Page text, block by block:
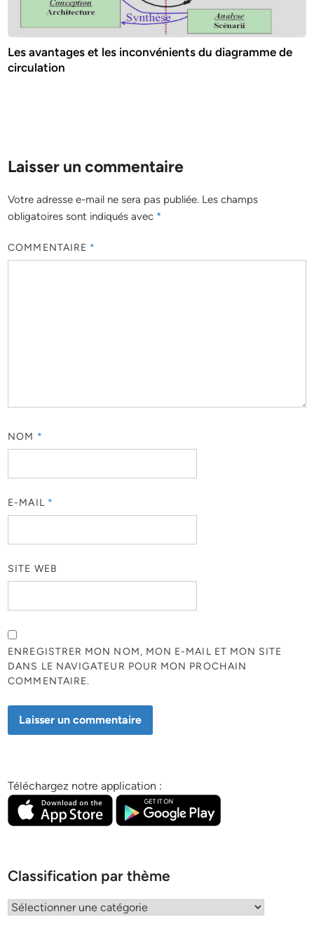
Les avantages et les inconvénients du diagramme de
circulation
Laisser un commentaire
Votre adresse e-mail ne sera pas publiée. Les champs
obligatoires sont indiqués avec *
COMMENTAIRE *
NOM *
E-MAIL *
SITE WEB
ENREGISTRER MON NOM, MON E-MAIL ET MON SITE
DANS LE NAVIGATEUR POUR MON PROCHAIN
COMMENTAIRE.
Téléchargez notre application :
Classification par thème
Classification